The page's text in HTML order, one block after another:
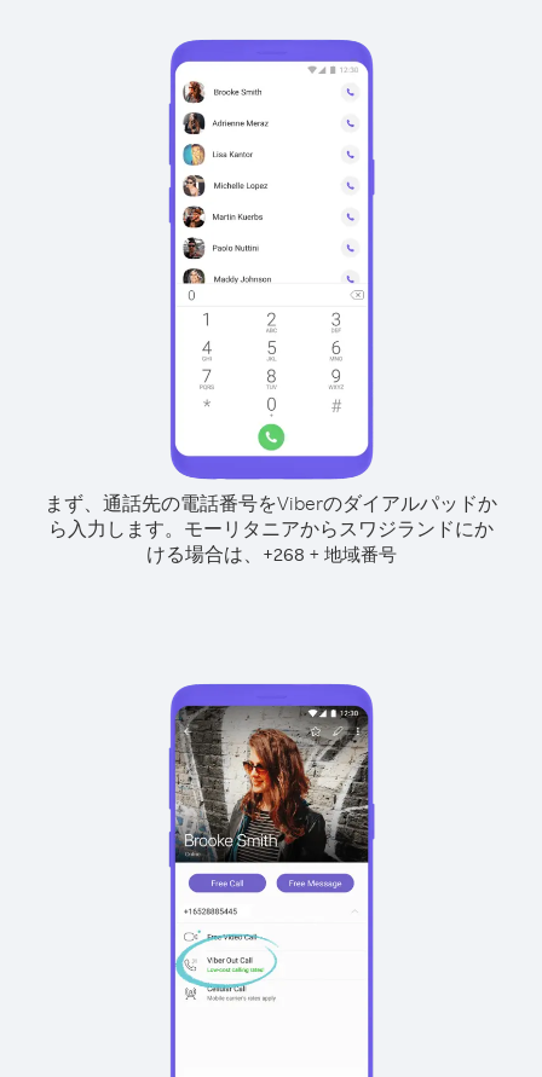
まず、通話先の電話番号をViberのダイアルパッドか
ら入力します。 モーリタニアからスワジランドにか
ける場合は、
+268 + 地域番号